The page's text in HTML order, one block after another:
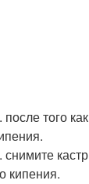
после того
снимите
кипения.